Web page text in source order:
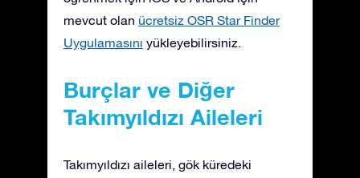
mevcut olan ücretsiz OSR Star Finder
Uygulamasını yükleyebilirsiniz.
Burçlar ve Diğer
Takımyıldızı Aileleri
Takımyıldızı aileleri, gök küredeki